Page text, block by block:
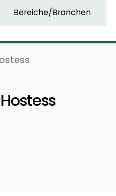
Bereiche/Branchen